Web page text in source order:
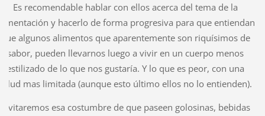
Es recomendable hablar con ellos acerca del tema de la
y hacerlo de forma progresiva para que entiendan
que algunos alimentos que aparentemente son riquísimos de
sabor, pueden llevarnos luego a vivir en un cuerpo menos
estilizado de lo que nos gustaría. Y lo que es peor, con una
mas limitada (aunque esto último ellos no lo entienden).
Evitaremos esa costumbre de que paseen golosinas, bebidas